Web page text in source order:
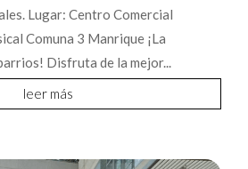
Lugar: Centro Comercial
Comuna 3 Manrique ¡La
Disfruta de la mejor...
leer más